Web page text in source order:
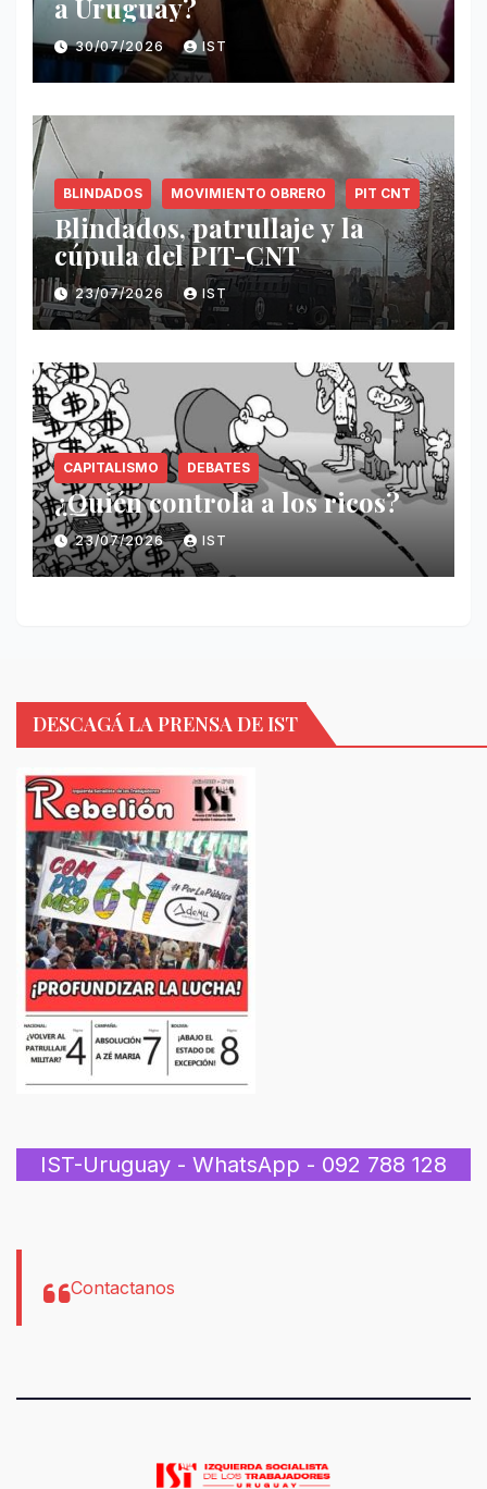
a Uruguay?
30/07/2026 IST
BLINDADOS MOVIMIENTO OBRERO PIT CNT
Blindados, patrullaje y la
cúpula del PIT-CNT
23/07/2026 IST
CAPITALISMO DEBATES
¿Quién controla a los ricos?
23/07/2026 IST
DESCAGÁ LA PRENSA DE IST
IST-Uruguay - WhatsApp - 092 788 128
Contactanos